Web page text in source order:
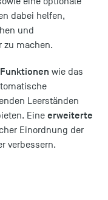
dabei helfen,
und
zu machen.
wie das
Leerständen
Eine erweiterte
Einordnung der
verbessern.